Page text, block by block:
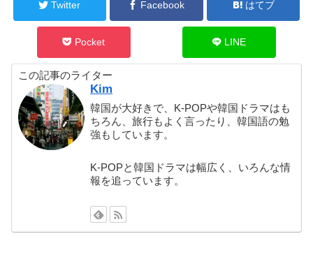
Twitter Facebook はてブ
Pocket LINE
この記事のライター
Kim
韓国が大好きで、K-POPや韓国ドラマはも
ちろん、旅行もよく言ったり、韓国語の勉
強もしています。
K-POPと韓国ドラマは幅広く、いろんな情
報を追っています。